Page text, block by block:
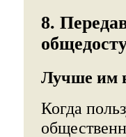
8.
Лучше им
Когда